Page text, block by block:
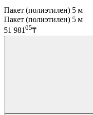
Пакет (полиэтилен) 5 м —
Пакет (полиэтилен) 5 м
51 98105₸